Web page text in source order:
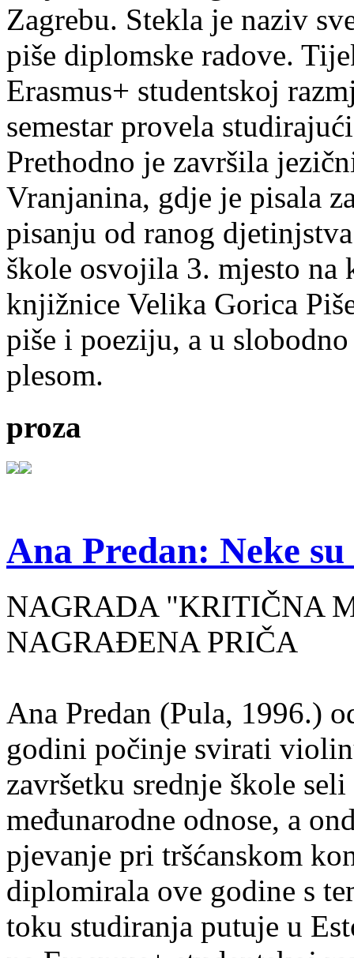
Zagrebu. Stekla je naziv
piše diplomske radove.
Erasmus+ studentskoj
semestar provela
Prethodno je završila
Vranjanina, gdje je pisala
pisanju od ranog
škole osvojila 3. mjesto na
knjižnice Velika Gorica
piše i poeziju, a u
plesom.
proza
Ana Predan: Neke
NAGRADA "KRITIČNA
NAGRAĐENA PRIČA
Ana Predan (Pula, 1996.)
godini počinje svirati
završetku srednje škole
međunarodne odnose, a
pjevanje pri tršćanskom
diplomirala ove godine s
toku studiranja putuje u